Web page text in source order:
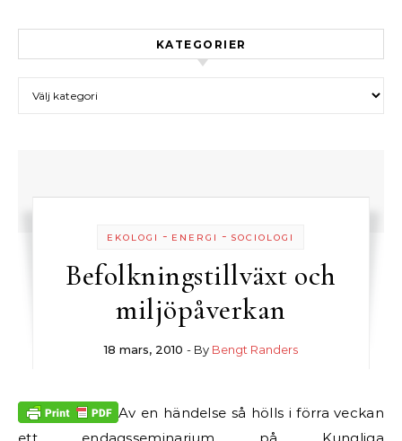
KATEGORIER
EKOLOGI - ENERGI - SOCIOLOGI
Befolkningstillväxt och
miljöpåverkan
18 mars, 2010 - By Bengt Randers
Av en händelse så hölls i förra veckan